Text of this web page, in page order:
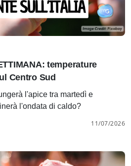
temperature
Centro Sud
l'apice tra martedì e
l'ondata di caldo?
11/07/2026